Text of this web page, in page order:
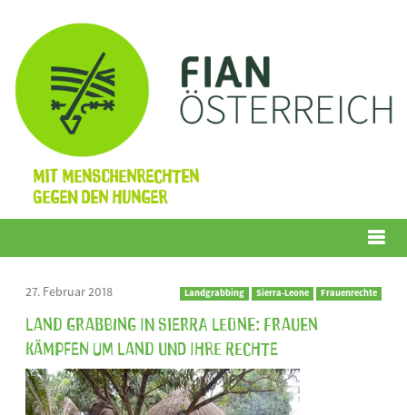
Mit Menschenrechten
gegen den Hunger
27. Februar 2018 Landgrabbing Sierra-Leone Frauenrechte
Land Grabbing in Sierra Leone: Frauen
kämpfen um Land und ihre Rechte